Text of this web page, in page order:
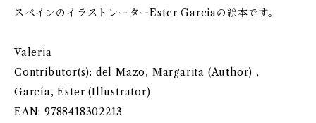
スペインのイラストレーターEster Garciaの絵本です。
Valeria
Contributor(s): del Mazo, Margarita (Author) ,
García, Ester (Illustrator)
EAN: 9788418302213